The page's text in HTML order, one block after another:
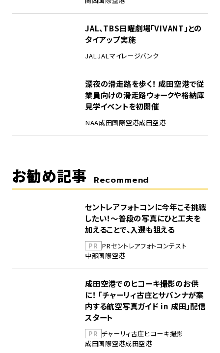
JAL、TBS日曜劇場「VIVANT」との
タイアップ実施
JALJALマイレージバンク
深夜の滑走路を歩く！ 成田空港で従
業員向けの滑走路ウォークや格納庫
見学イベントを初開催
NAA成田国際空港成田空港
お勧め記事 Recommend
セントレアフォトコンに今年こそ挑戦
したい！～普段の写真にひと工夫を
加えることで、入選も狙える
PR PRセントレアフォトコンテスト
中部国際空港
成田空港でのヒコーキ撮影のお供
に！ 「チャーリィ古庄とサバンナが案
内する航空写真ガイド in 成田」配信
スタート
PR チャーリィ古庄ヒコーキ撮影
成田国際空港成田空港